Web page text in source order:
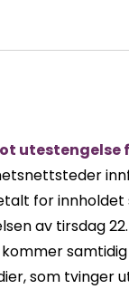
utestengelse
for innholdet
av tirsdag
som tvinger